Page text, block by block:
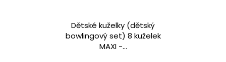
Dětské kuželky (dětský
bowlingový set) 8 kuželek
MAXI -...